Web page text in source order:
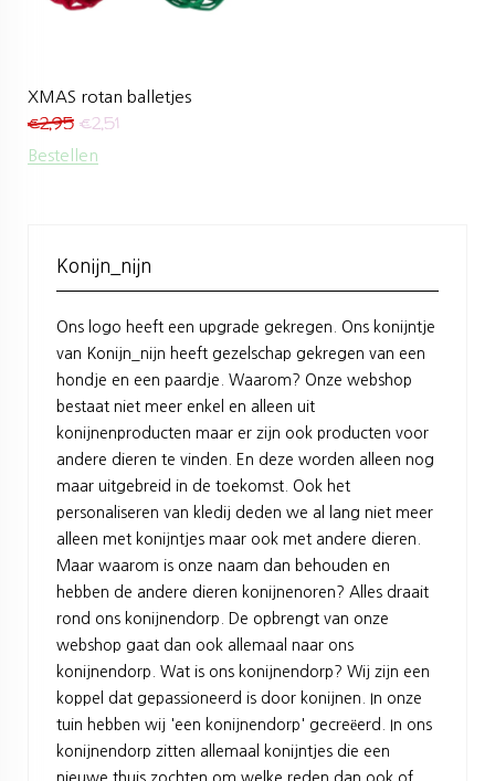
XMAS rotan balletjes
€2,95 €2,51
Bestellen
Konijn_nijn
Ons logo heeft een upgrade gekregen. Ons konijntje
van Konijn_nijn heeft gezelschap gekregen van een
hondje en een paardje. Waarom? Onze webshop
bestaat niet meer enkel en alleen uit
konijnenproducten maar er zijn ook producten voor
andere dieren te vinden. En deze worden alleen nog
maar uitgebreid in de toekomst. Ook het
personaliseren van kledij deden we al lang niet meer
alleen met konijntjes maar ook met andere dieren.
Maar waarom is onze naam dan behouden en
hebben de andere dieren konijnenoren? Alles draait
rond ons konijnendorp. De opbrengt van onze
webshop gaat dan ook allemaal naar ons
konijnendorp. Wat is ons konijnendorp? Wij zijn een
koppel dat gepassioneerd is door konijnen. In onze
tuin hebben wij 'een konijnendorp' gecreëerd. In ons
konijnendorp zitten allemaal konijntjes die een
nieuwe thuis zochten om welke reden dan ook of